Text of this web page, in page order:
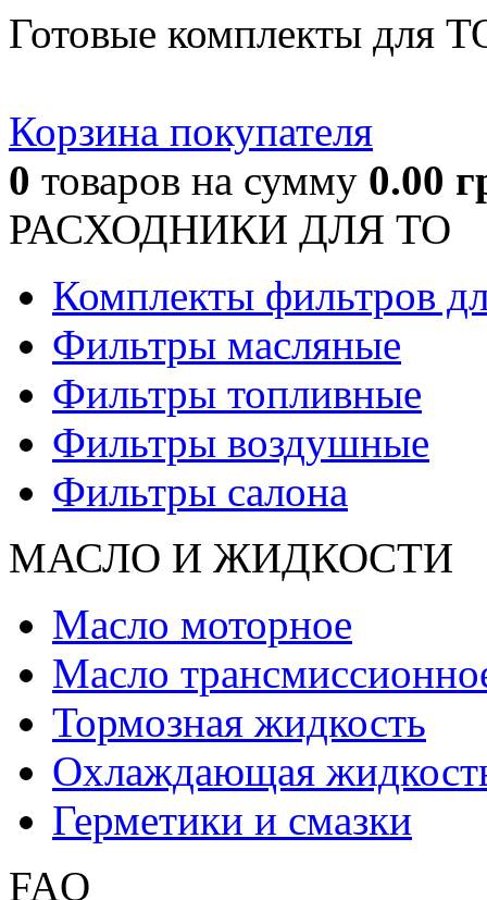
Готовые комплекты для
Корзина покупателя
0 товаров на сумму 0.00
РАСХОДНИКИ ДЛЯ ТО
Комплекты фильтров
Фильтры масляные
Фильтры топливные
Фильтры воздушные
Фильтры салона
МАСЛО И ЖИДКОCТИ
Масло моторное
Масло
Тормозная жидкость
Охлаждающая
Герметики и смазки
FAQ